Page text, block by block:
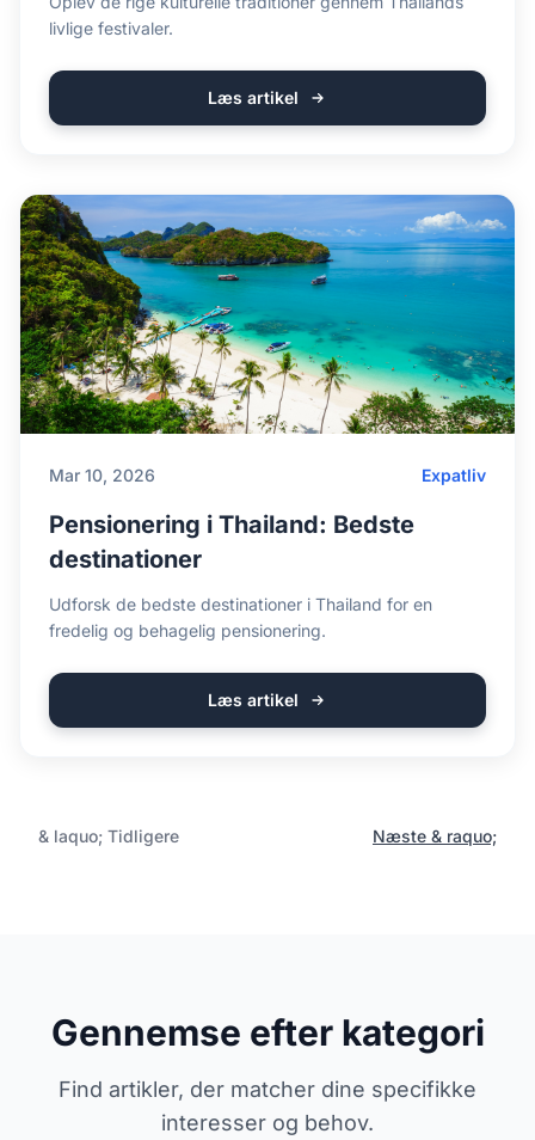
livlige festivaler.
Læs artikel
Mar 10, 2026 Expatliv
Pensionering i Thailand: Bedste
destinationer
Udforsk de bedste destinationer i Thailand for en
fredelig og behagelig pensionering.
Læs artikel
& laquo; Tidligere Næste & raquo;
Gennemse efter kategori
Find artikler, der matcher dine specifikke
interesser og behov.